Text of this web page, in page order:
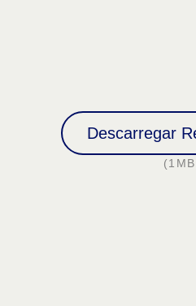
Descarregar